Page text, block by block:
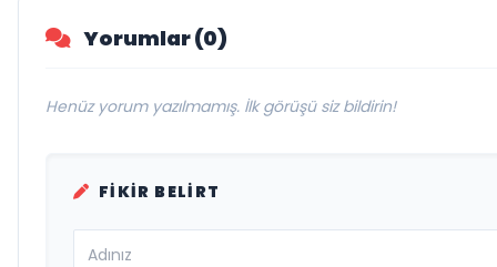
Yorumlar (0)
Henüz yorum yazılmamış. İlk görüşü siz bildirin!
FIKIR BELIRT